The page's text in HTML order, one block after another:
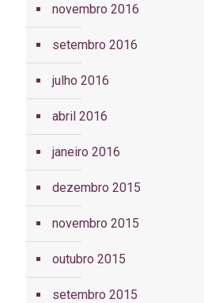
novembro 2016
setembro 2016
julho 2016
abril 2016
janeiro 2016
dezembro 2015
novembro 2015
outubro 2015
setembro 2015